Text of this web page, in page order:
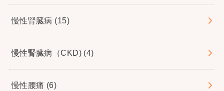
慢性腎臓病 (15)
慢性腎臓病（CKD) (4)
慢性腰痛 (6)